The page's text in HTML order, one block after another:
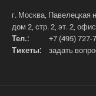
г. Москва, Павелецкая
дом 2, стр. 2, эт. 2,
Тел.:
+7 (495) 727-
Тикеты:
задать